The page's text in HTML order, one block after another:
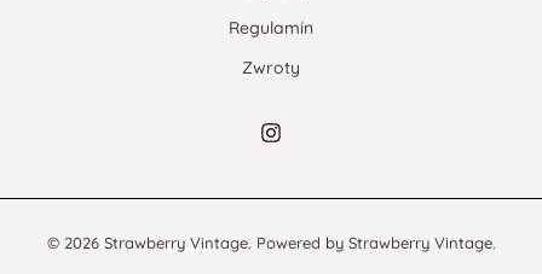
Regulamin
Zwroty
© 2026 Strawberry Vintage. Powered by Strawberry Vintage.